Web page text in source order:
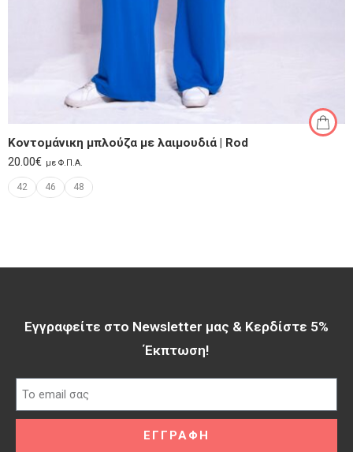
Κοντομάνικη μπλούζα με λαιμουδιά | Rod
20.00€ με Φ.Π.Α.
42 46 48
Εγγραφείτε στο Newsletter μας & Κερδίστε 5%
Έκπτωση!​
ΕΓΓΡΑΦΗ